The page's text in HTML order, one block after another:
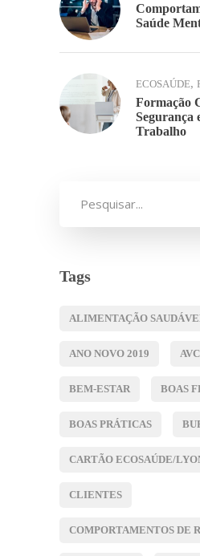
Saúde
ECOSAÚDE,
Formação
Segurança
Trabalho
Tags
ALIMENTAÇÃO
ANO NOVO 2019 AVC
BEM-ESTAR BOAS
BOAS PRÁTICAS
CARTÃO ECOSAÚDE/
CLIENTES
COMPORTAMENTOS DE